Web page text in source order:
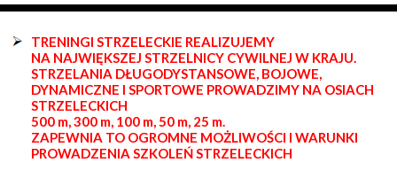
TRENINGI STRZELECKIE REALIZUJEMY
NA NAJWIĘKSZEJ STRZELNICY CYWILNEJ W KRAJU.
STRZELANIA DŁUGODYSTANSOWE, BOJOWE,
DYNAMICZNE I SPORTOWE PROWADZIMY NA OSIACH
STRZELECKICH
500 m, 300 m, 100 m, 50 m, 25 m.
ZAPEWNIA TO OGROMNE MOŻLIWOŚCI I WARUNKI
PROWADZENIA SZKOLEŃ STRZELECKICH